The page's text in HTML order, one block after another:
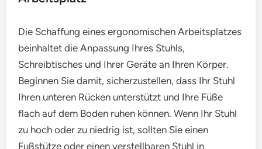
Die Schaffung eines ergonomischen Arbeitsplatzes
beinhaltet die Anpassung Ihres Stuhls,
Schreibtisches und Ihrer Geräte an Ihren Körper.
Beginnen Sie damit, sicherzustellen, dass Ihr Stuhl
Ihren unteren Rücken unterstützt und Ihre Füße
flach auf dem Boden ruhen können. Wenn Ihr Stuhl
zu hoch oder zu niedrig ist, sollten Sie einen
Fußstütze oder einen verstellbaren Stuhl in